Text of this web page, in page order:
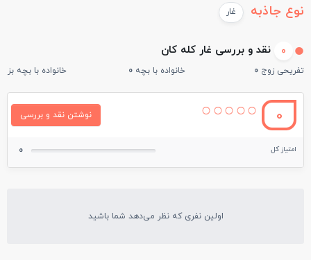
نوع جاذبه غار
0 نقد و بررسی غار کله کان
تفریحی زوج 0 خانواده با بچه 0 خانواده با بچه
0 نوشتن نقد و بررسی
امتیاز کل 0
اولین نفری که نظر می‌دهد شما باشید